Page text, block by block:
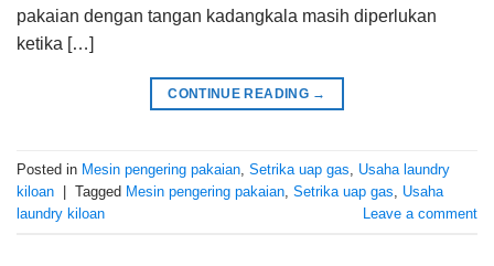
pakaian dengan tangan kadangkala masih diperlukan
ketika […]
CONTINUE READING →
Posted in Mesin pengering pakaian Setrika uap gas
Usaha laundry
kiloan
Tagged Mesin pengering pakaian Setrika uap gas
Usaha
laundry kiloan
Leave a comment